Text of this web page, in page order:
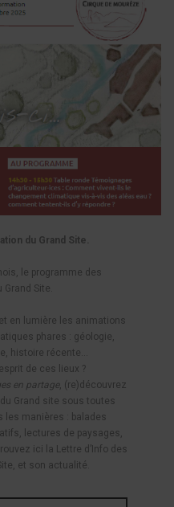
du Grand Site.
le programme des
Site.
en lumière les animations
phares : géologie,
histoire récente…
de ces lieux ?
en partage, (re)découvrez
Grand site sous toutes
les manières : balades
lectures de paysages,
ici la Lettre d’Info des
et son actualité.